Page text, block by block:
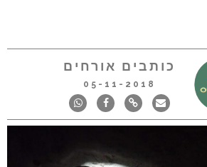
כותבים אורחים
05-11-2018